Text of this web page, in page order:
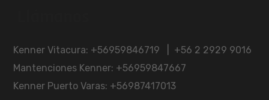
Kenner Vitacura: +56959846719 | +56 2 2929 9016
Mantenciones Kenner: +56959847667
Kenner Puerto Varas: +56987417013